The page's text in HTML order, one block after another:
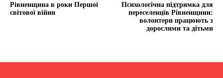
Рівненщина в роки Першої
світової війни
Психологічна підтримка для
переселенців Рівненщини:
волонтери працюють з
дорослими та дітьми